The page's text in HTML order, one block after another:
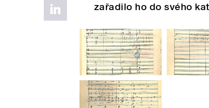
zařadilo ho do svého